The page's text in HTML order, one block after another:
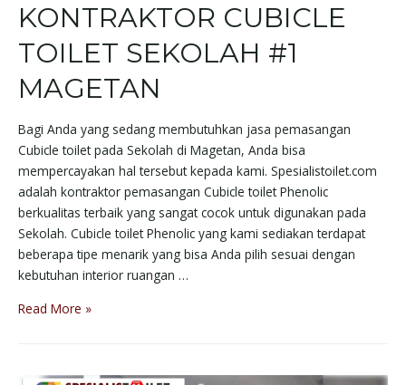
KONTRAKTOR CUBICLE
TOILET SEKOLAH #1
MAGETAN
Bagi Anda yang sedang membutuhkan jasa pemasangan
Cubicle toilet pada Sekolah di Magetan, Anda bisa
mempercayakan hal tersebut kepada kami. Spesialistoilet.com
adalah kontraktor pemasangan Cubicle toilet Phenolic
berkualitas terbaik yang sangat cocok untuk digunakan pada
Sekolah. Cubicle toilet Phenolic yang kami sediakan terdapat
beberapa tipe menarik yang bisa Anda pilih sesuai dengan
kebutuhan interior ruangan …
Read More »